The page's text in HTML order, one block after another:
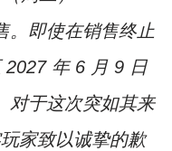
。即使在销售终止
2027 年 6 月 9 日
对于这次突如其来
家致以诚挚的歉